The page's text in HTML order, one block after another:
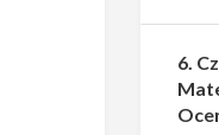
6.